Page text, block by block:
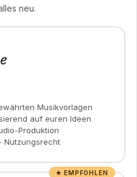
neu.
Musikvorlagen
auf euren Ideen
Produktion
Nutzungsrecht
★ EMPFOHLEN